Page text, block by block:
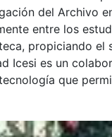
del Archivo
entre los
propiciando el
Icesi es un
que